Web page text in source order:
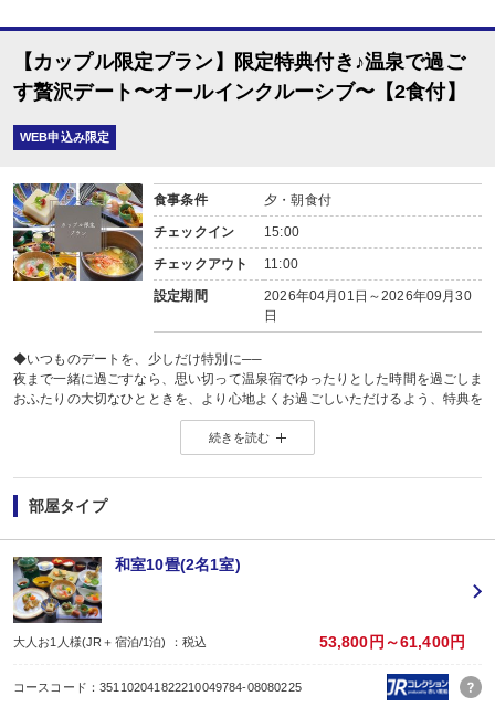
旬の味覚を盛り込み、上品な味付けと繊細な盛り付けで、
夕食は食事会場にてご用意いたします。
お食事中はアルコールを含むドリンクが飲み放題。
ゆったりとした空間で、ご夕食を心ゆくまでお楽しみください。
朝食も食事会場にて、心にも体にも優しい和定食をご用意しております。
自家製の干物はお客様ご自身で焼きながらお召し上がりいただけますので、焼
そんな声も多い、評判の朝食です。旅の一日の始まりを美味しく迎えましょう
【カップル限定プラン】限定特典付き♪温泉で過ご
す贅沢デート〜オールインクルーシブ〜【2食付】
WEB申込み限定
食事条件 夕・朝食付
チェックイン 15:00
チェックアウト 11:00
設定期間
2026年04月01日～2026年09月30
日
◆いつものデートを、少しだけ特別に──
夜まで一緒に過ごすなら、思い切って温泉宿でゆったりとした時間を過ごしま
おふたりの大切なひとときを、より心地よくお過ごしいただけるよう、特典を
・レイトチェックアウト（通常10時 → 11時）でのんびり朝時間
◆当館のご滞在は、嬉しい“オールインクルーシブスタイル”。
館内でのひとときを、すべて料金内でお楽しみいただけます。
・ウェルカム饅頭でほっと一息。
・お風呂上がりには、ポッキンアイスの湯上がりサービスをご用意。
・ラウンジサービス
チェックインから21:00まで、生ビールを含むアルコール類とおつまみをお楽
また、コーヒーやジュースなどのソフトドリンクは24時間いつでもご利用い
・ご夕食時飲み放題
ソフトドリンクはもちろん、ビール・ワイン・地酒20種などのアルコール類
◆お風呂
疲れた体に温泉成分がじんわりと染みわたり、一日の疲れを癒してくれます。
館内は畳敷きのため、湯上がりでも足元が冷えにくく、そのまま快適にお部屋
続きを読む
部屋タイプ
和室10畳(2名1室)
大人お1人様(JR＋宿泊/1泊) ：税込 53,800円～61,400円
コースコード：351102041822210049784-08080225